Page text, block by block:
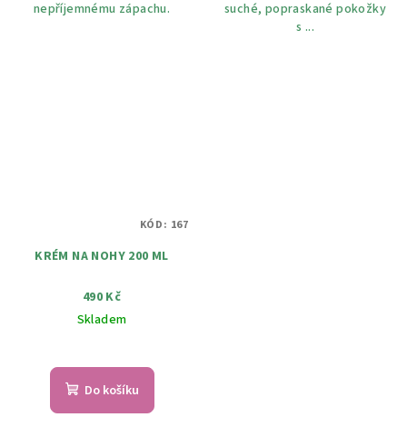
nepříjemnému zápachu.
suché, popraskané pokožky
s ...
KRÉM NA NOHY 200 ML
490 Kč
Skladem
Do košíku
KÓD: 167